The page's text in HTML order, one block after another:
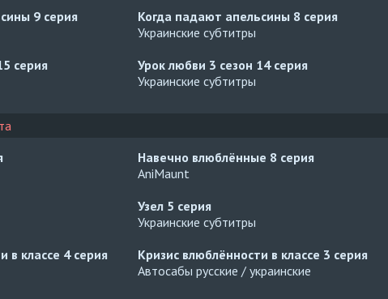
9 серия
Когда падают апельсины 8 серия
Украинские субтитры
серия
Урок любви 3 сезон 14 серия
Украинские субтитры
Навечно влюблённые 8 серия
AniMaunt
Узел 5 серия
Украинские субтитры
в классе 4 серия
Кризис влюблённости в классе 3 серия
Автосабы русские / украинские